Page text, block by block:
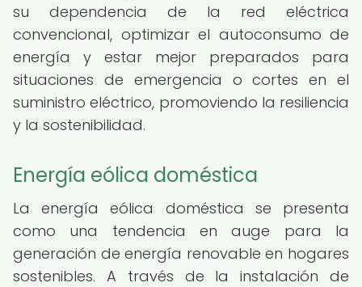
su dependencia de la red eléctrica
convencional, optimizar el autoconsumo de
energía y estar mejor preparados para
situaciones de emergencia o cortes en el
suministro eléctrico, promoviendo la resiliencia
y la sostenibilidad.
Energía eólica doméstica
La energía eólica doméstica se presenta
como una tendencia en auge para la
generación de energía renovable en hogares
sostenibles. A través de la instalación de